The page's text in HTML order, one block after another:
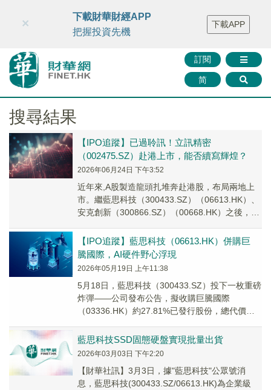
財華智庫網 FINTV FINMETA 財華證券 媒體矩陣
智庫沙龍
聯絡我們
訂閱
简
×
下載財華財經APP
把握投資先機
下載APP
搜尋結果
【IPO追蹤】已過聆訊！立訊精密
（002475.SZ）赴港上市，能否續寫輝煌？
2026年06月24日 下午3:52
近年來,A股製造龍頭扎堆奔赴港股，布局兩地上
市。繼藍思科技（300433.SZ）（06613.HK）、
安克創新（300866.SZ）（00668.HK）之後，又
【IPO追蹤】藍思科技（06613.HK）併購巨
騰國際，AI硬件野心浮現
2026年05月19日 上午11:38
5月18日，藍思科技（300433.SZ）投下一枚重磅
炸彈——公司發布公告，擬收購巨騰國際
（03336.HK）約27.81%已發行股份，總代價約
​藍思科技SSD固態硬盤實現批量出貨
2026年03月03日 下午2:20
【財華社訊】3月3日，據"藍思科技"公眾號消
息，藍思科技(300433.SZ/06613.HK)為企業級